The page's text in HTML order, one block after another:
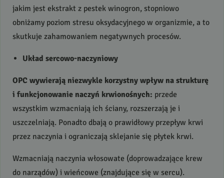
jakim jest ekstrakt z pestek winogron, stopniowo
obniżamy poziom stresu oksydacyjnego w organizmie, a to
skutkuje zahamowaniem negatywnych procesów.
Układ sercowo-naczyniowy
OPC wywierają niezwykle korzystny wpływ na strukturę
i funkcjonowanie naczyń krwionośnych: przede
wszystkim wzmacniają ich ściany, rozszerzają je i
uszczelniają. Ponadto dbają o prawidłowy przepływ krwi
przez naczynia i ograniczają sklejanie się płytek krwi.
Wzmacniają naczynia włosowate (doprowadzające krew
do narządów) i wieńcowe (znajdujące się w sercu).